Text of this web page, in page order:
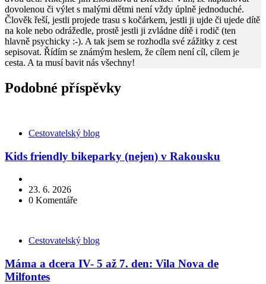
dovolenou či výlet s malými dětmi není vždy úplně jednoduché.
Člověk řeší, jestli projede trasu s kočárkem, jestli ji ujde či ujede dítě
na kole nebo odrážedle, prostě jestli ji zvládne dítě i rodič (ten
hlavně psychicky :-). A tak jsem se rozhodla své zážitky z cest
sepisovat. Řídím se známým heslem, že cílem není cíl, cílem je
cesta. A ta musí bavit nás všechny!
Podobné příspěvky
KategorieCestovatelský blog
Kids friendly bikeparky (nejen) v Rakousku
23. 6. 2026
0 Komentáře
KategorieCestovatelský blog
Máma a dcera IV- 5 až 7. den: Vila Nova de
Milfontes